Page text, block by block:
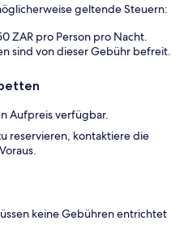
geltende Steuern:
ZAR pro Person pro Nacht.
sind von dieser Gebühr befreit.
Aufpreis verfügbar.
reservieren, kontaktiere die
keine Gebühren entrichtet